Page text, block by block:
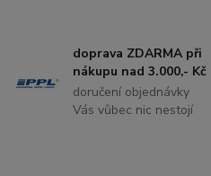
doprava ZDARMA při
nákupu nad 3.000,- Kč
doručení objednávky
Vás vůbec nic nestojí